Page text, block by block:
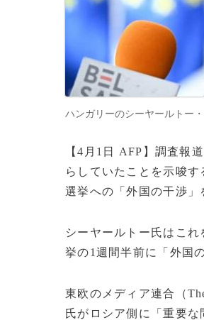
ハンガリーのシーヤールトー
【4月1日 AFP】調査報
らしていたことを示唆
選挙への「外国の干渉」
シーヤールトー氏はこ
挙の1週間半前に「外国
東欧のメディア連合（
氏がロシア側に「重要